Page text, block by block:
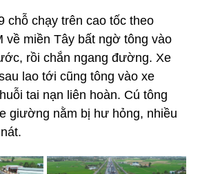
chỗ chạy trên cao tốc theo
về miền Tây bất ngờ tông vào
rồi chắn ngang đường. Xe
lao tới cũng tông vào xe
tai nạn liên hoàn. Cú tông
giường nằm bị hư hỏng, nhiều